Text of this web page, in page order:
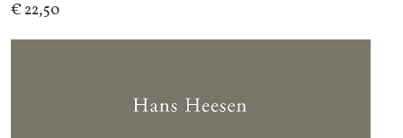
€ 22,50